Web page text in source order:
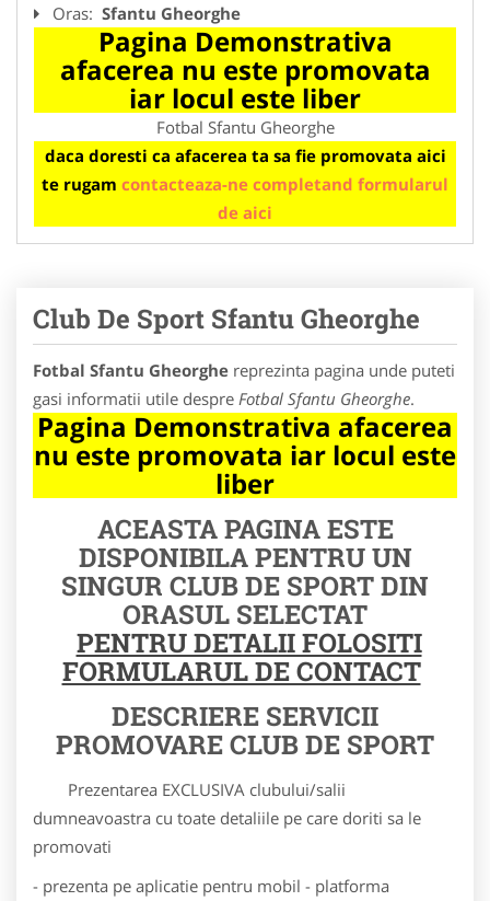
Oras: Sfantu Gheorghe
Pagina Demonstrativa
afacerea nu este promovata
iar locul este liber
Fotbal Sfantu Gheorghe
daca doresti ca afacerea ta sa fie promovata aici
te rugam contacteaza-ne completand formularul
de aici
Club De Sport Sfantu Gheorghe
Fotbal Sfantu Gheorghe reprezinta pagina unde puteti
gasi informatii utile despre Fotbal Sfantu Gheorghe.
Pagina Demonstrativa afacerea
nu este promovata iar locul este
liber
ACEASTA PAGINA ESTE
DISPONIBILA PENTRU UN
SINGUR CLUB DE SPORT DIN
ORASUL SELECTAT
PENTRU DETALII FOLOSITI
FORMULARUL DE CONTACT
DESCRIERE SERVICII
PROMOVARE CLUB DE SPORT
Prezentarea EXCLUSIVA clubului/salii
dumneavoastra cu toate detaliile pe care doriti sa le
promovati
- prezenta pe aplicatie pentru mobil - platforma